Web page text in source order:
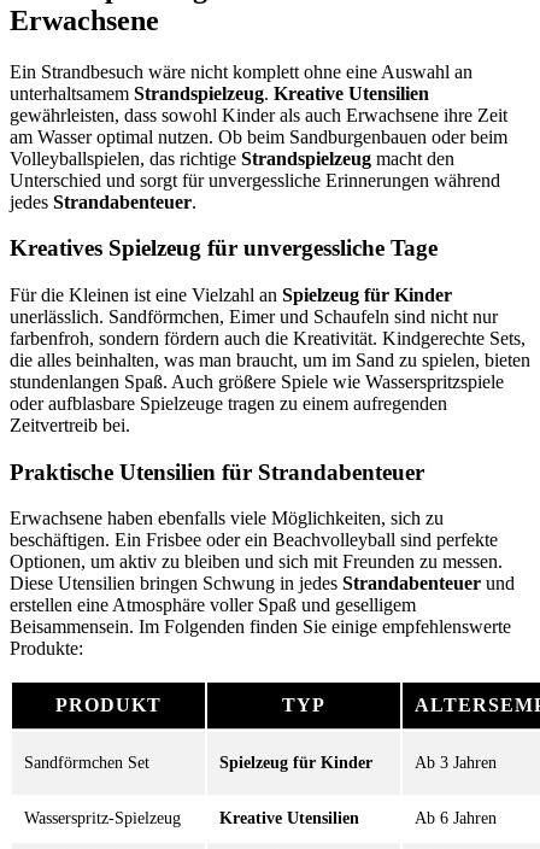
Erwachsene
Ein Strandbesuch wäre nicht komplett ohne eine Auswahl an
unterhaltsamem Strandspielzeug. Kreative Utensilien
gewährleisten, dass sowohl Kinder als auch Erwachsene ihre Zeit
am Wasser optimal nutzen. Ob beim Sandburgenbauen oder beim
Volleyballspielen, das richtige Strandspielzeug macht den
Unterschied und sorgt für unvergessliche Erinnerungen während
jedes Strandabenteuer.
Kreatives Spielzeug für unvergessliche Tage
Für die Kleinen ist eine Vielzahl an Spielzeug für Kinder
unerlässlich. Sandförmchen, Eimer und Schaufeln sind nicht nur
farbenfroh, sondern fördern auch die Kreativität. Kindgerechte Sets,
die alles beinhalten, was man braucht, um im Sand zu spielen, bieten
stundenlangen Spaß. Auch größere Spiele wie Wasserspritzspiele
oder aufblasbare Spielzeuge tragen zu einem aufregenden
Zeitvertreib bei.
Praktische Utensilien für Strandabenteuer
Erwachsene haben ebenfalls viele Möglichkeiten, sich zu
beschäftigen. Ein Frisbee oder ein Beachvolleyball sind perfekte
Optionen, um aktiv zu bleiben und sich mit Freunden zu messen.
Diese Utensilien bringen Schwung in jedes Strandabenteuer und
erstellen eine Atmosphäre voller Spaß und geselligem
Beisammensein. Im Folgenden finden Sie einige empfehlenswerte
Produkte:
PRODUKT TYP
Sandförmchen Set Spielzeug für Kinder Ab 3 Jahren
Wasserspritz-Spielzeug Kreative Utensilien Ab 6 Jahren